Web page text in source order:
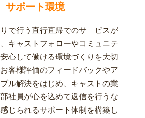
サポート環境
で行う直行直帰でのサービスが
キャストフォローやコミュニテ
心して働ける環境づくりを大切
客様評価のフィードバックやア
ル解決をはじめ、キャストの業
社員が心を込めて返信を行うな
じられるサポート体制を構築し